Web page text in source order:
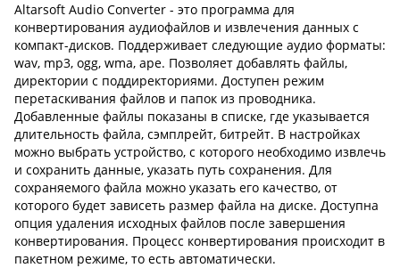
Altarsoft Audio Converter - это программа для
конвертирования аудиофайлов и извлечения данных с
компакт-дисков. Поддерживает следующие аудио форматы:
wav, mp3, ogg, wma, ape. Позволяет добавлять файлы,
директории с поддиректориями. Доступен режим
перетаскивания файлов и папок из проводника.
Добавленные файлы показаны в списке, где указывается
длительность файла, сэмплрейт, битрейт. В настройках
можно выбрать устройство, с которого необходимо извлечь
и сохранить данные, указать путь сохранения. Для
сохраняемого файла можно указать его качество, от
которого будет зависеть размер файла на диске. Доступна
опция удаления исходных файлов после завершения
конвертирования. Процесс конвертирования происходит в
пакетном режиме, то есть автоматически.